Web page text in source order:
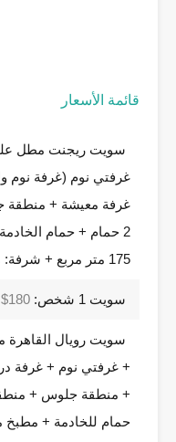
قائمة الأسعار
سويت ريجنت مطل على
غرفتي نوم (غرفة نوم
غرفة معيشة + منطقة
2 حمام + حمام
175 متر مربع + شرفة:
سويت 1 شخص: 180$
سويت رويال القاهرة
+ غرفتي نوم + غرفة